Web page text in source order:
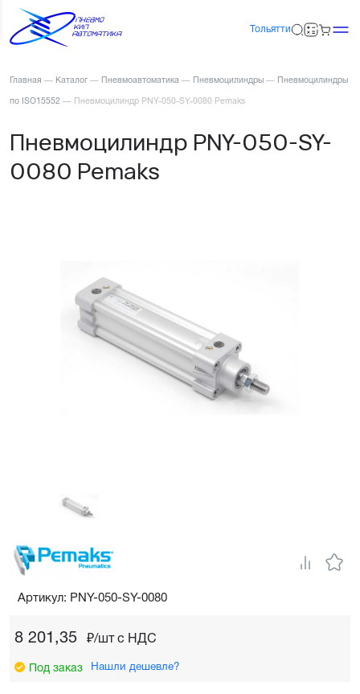
Тольятти
Главная — Каталог — Пневмоавтоматика — Пневмоцилиндры — Пневмоцилиндры
по ISO15552 — Пневмоцилиндр PNY-050-SY-0080 Pemaks
Пневмоцилиндр PNY-050-SY-
0080 Pemaks
8 201,35 ₽/шт c НДС
Под заказ Нашли дешевле?
Артикул: PNY-050-SY-0080